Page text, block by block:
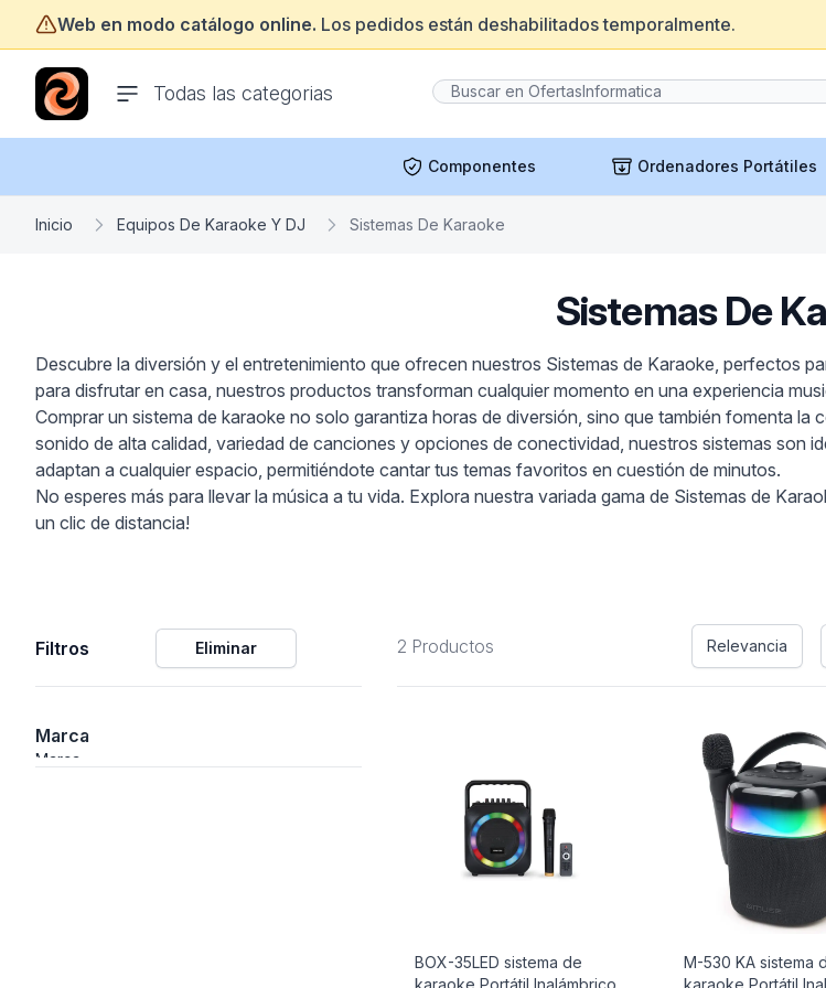
Web en modo catálogo online. Los pedidos están deshabilitados temporalmente.
Todas las categorias
ofertasinformatica.com
Componentes Ordenadores Portátiles
Inicio Equipos De Karaoke Y DJ Sistemas De Karaoke
Sistemas De
Descubre la diversión y el entretenimiento que ofrecen nuestros Sistemas de Karaoke, perfectos
para disfrutar en casa, nuestros productos transforman cualquier momento en una experiencia
Comprar un sistema de karaoke no solo garantiza horas de diversión, sino que también fomenta
sonido de alta calidad, variedad de canciones y opciones de conectividad, nuestros sistemas son
adaptan a cualquier espacio, permitiéndote cantar tus temas favoritos en cuestión de minutos.
No esperes más para llevar la música a tu vida. Explora nuestra variada gama de Sistemas de
un clic de distancia!
Filtros Eliminar
Marca
Marca
2 Productos Relevancia
BOX-35LED sistema de
karaoke Portátil Inalámbrico
M-530 KA sistema
karaoke Portátil